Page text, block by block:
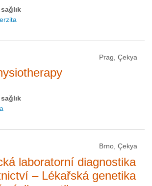
sağlık
Prag, Çekya
sağlık
Brno, Çekya
laboratorní diagnostika
– Lékařská genetika